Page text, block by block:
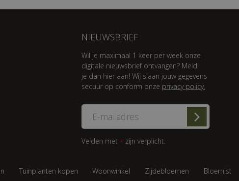
NIEUWSBRIEF
Wil je maximaal 1 keer per week onze
digitale nieuwsbrief ontvangen? Meld
je dan hier aan! Wij slaan jouw gegevens
secuur op conform onze privacy policy.
Velden met * zijn verplicht.
Tuinplanten kopen Woonwinkel Zijdebloemen Bloemist